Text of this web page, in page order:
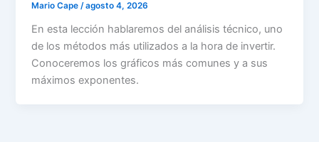
Mario Cape/agosto 4, 2026
En esta lección hablaremos del análisis técnico, uno
de los métodos más utilizados a la hora de invertir.
Conoceremos los gráficos más comunes y a sus
máximos exponentes.